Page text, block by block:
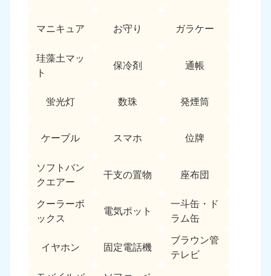
マニキュア お守り ガラケー
珪藻土マッ
ト
保冷剤 通帳
蛍光灯 数珠 発煙筒
ケーブル スマホ 位牌
ソフトバン
クエアー
干支の置物 座布団
クーラーボ
ックス
電気ポット
一斗缶・ド
ラム缶
イヤホン 固定電話機
ブラウン管
テレビ
福岡県
9:00〜19:00 年中無休
佐賀県
9:00〜19:00 年中無休
050-1880-9891 050-1880-9889
大分県
9:00〜19:00 年中無休
宮崎県
050-1880-9892
9:00〜19:00 年中無休
050-1880-9887
9:00〜19:00 年中無休